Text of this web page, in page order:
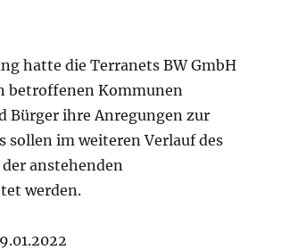
hatte die Terranets BW GmbH
betroffenen Kommunen
Bürger ihre Anregungen zur
sollen im weiteren Verlauf des
anstehenden
werden.